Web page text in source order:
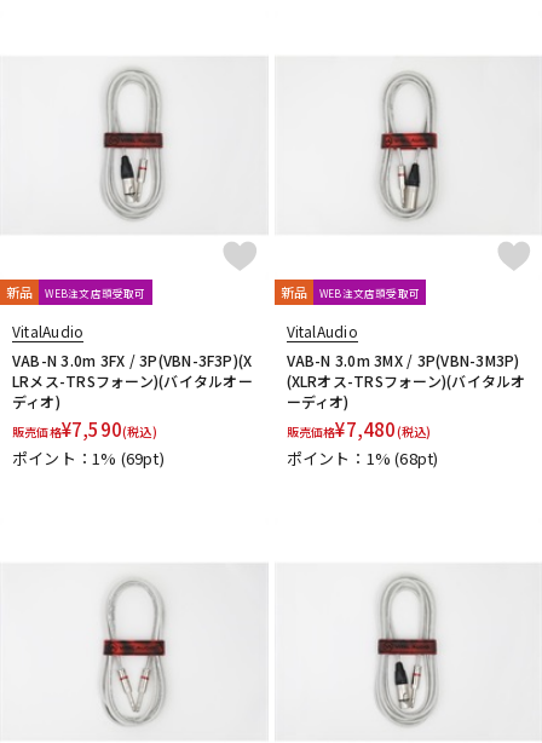
新品 WEB注文店頭受取可
VitalAudio
VAB-N 3.0m 3FX / 3P(VBN-3F3P)(X
LRメス-TRSフォーン)(バイタルオー
ディオ)
販売価格¥7,590(税込)
ポイント：1% (69pt)
新品 WEB注文店頭受取可
VitalAudio
VAB-N 3.0m 3MX / 3P(VBN-3M3P)
(XLRオス-TRSフォーン)(バイタルオ
ーディオ)
販売価格¥7,480(税込)
ポイント：1%(68pt)